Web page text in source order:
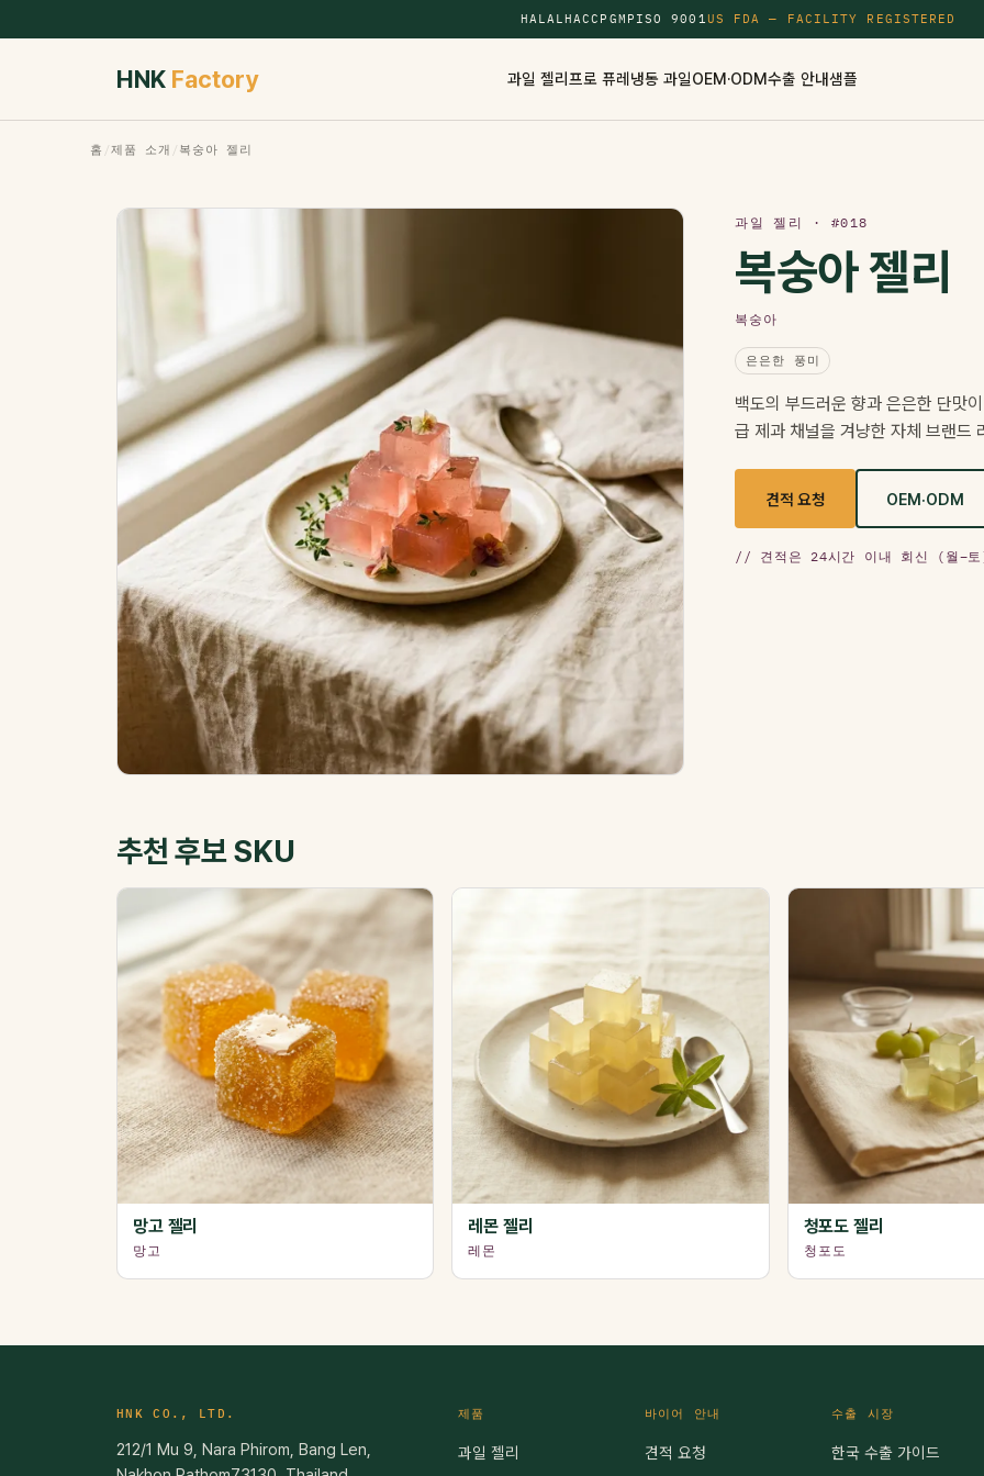
HALALHACCP GMP ISO 9001US FDA — FACILITY REGISTERED
HNK Factory 과일 젤리프로 퓨레냉동 과일OEM·ODM수출 안내샘플
홈 /제품 소개 / 복숭아 젤리
과일 젤리 · #018
복숭아 젤리
복숭아
은은한 풍미
백도의 부드러운 향과 은은한 단맛
급 제과 채널을 겨냥한 자체 브랜드
견적 요청 OEM·ODM
// 견적은 24시간 이내 회신 (월–
추천 후보 SKU
망고 젤리
망고
레몬 젤리
레몬
청포도 젤리
청포도
HNK CO., LTD.
212/1 Mu 9, Nara Phirom, Bang Len,
제품
과일 젤리
바이어 안내
견적 요청
수출 시장
한국 수출 가이드